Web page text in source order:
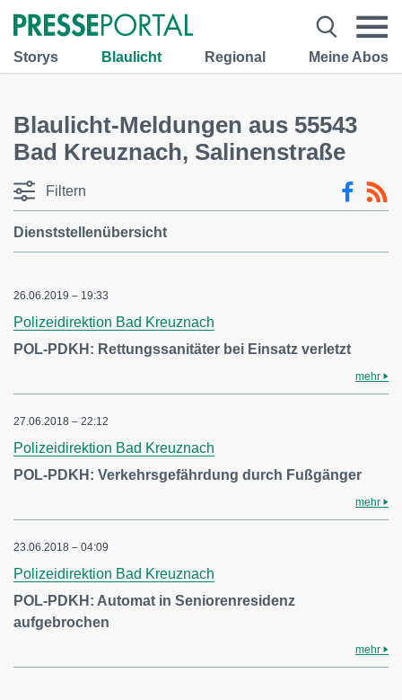
Storys Blaulicht Regional Meine Abos
Blaulicht-Meldungen aus 55543
Bad Kreuznach, Salinenstraße
Filtern
Dienststellenübersicht
26.06.2019 – 19:33
Polizeidirektion Bad Kreuznach
POL-PDKH: Rettungssanitäter bei Einsatz verletzt
mehr
27.06.2018 – 22:12
Polizeidirektion Bad Kreuznach
POL-PDKH: Verkehrsgefährdung durch Fußgänger
mehr
23.06.2018 – 04:09
Polizeidirektion Bad Kreuznach
POL-PDKH: Automat in Seniorenresidenz
aufgebrochen
mehr